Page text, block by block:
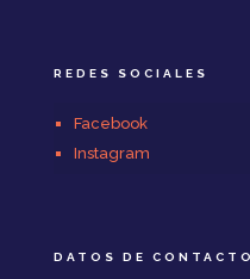
REDES SOCIALES
Facebook
Instagram
DATOS DE CONTACTO